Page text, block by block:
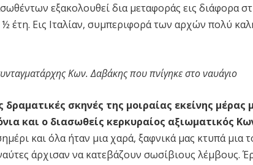
εξακολουθεί δια μεταφοράς εις διάφορα
½ έτη. Εις Ιταλίαν, συμπεριφορά των αρχών πολύ
Κων. Δαβάκης που πνίγηκε στο ναυάγιο
δραματικές σκηνές της μοιραίας εκείνης
και ο διασωθείς κερκυραίος αξιωματικός
και όλα ήταν μια χαρά, ξαφνικά μας κτυπά μια
άρχισαν να κατεβάζουν σωσίβιους λέμβους.